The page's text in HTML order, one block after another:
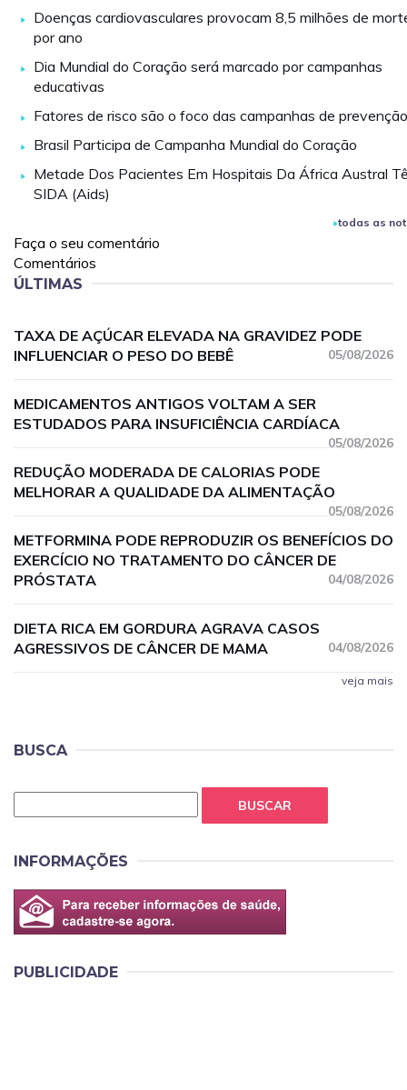
Doenças cardiovasculares provocam 8,5 milhões de
por ano
Dia Mundial do Coração será marcado por campanhas
educativas
Fatores de risco são o foco das campanhas de prevenção
Brasil Participa de Campanha Mundial do Coração
Metade Dos Pacientes Em Hospitais Da África Austral
SIDA (Aids)
todas as
Faça o seu comentário
Comentários
ÚLTIMAS
TAXA DE AÇÚCAR ELEVADA NA GRAVIDEZ PODE
INFLUENCIAR O PESO DO BEBÊ
05/08/2026
MEDICAMENTOS ANTIGOS VOLTAM A SER
ESTUDADOS PARA INSUFICIÊNCIA CARDÍACA
05/08/2026
REDUÇÃO MODERADA DE CALORIAS PODE
MELHORAR A QUALIDADE DA ALIMENTAÇÃO
05/08/2026
METFORMINA PODE REPRODUZIR OS BENEFÍCIOS DO
EXERCÍCIO NO TRATAMENTO DO CÂNCER DE
PRÓSTATA
04/08/2026
DIETA RICA EM GORDURA AGRAVA CASOS
AGRESSIVOS DE CÂNCER DE MAMA
04/08/2026
veja mais
BUSCA
BUSCAR
INFORMAÇÕES
PUBLICIDADE